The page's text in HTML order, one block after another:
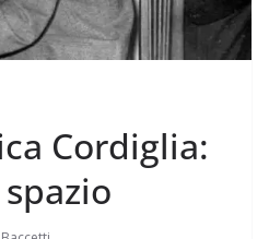
Cordiglia: